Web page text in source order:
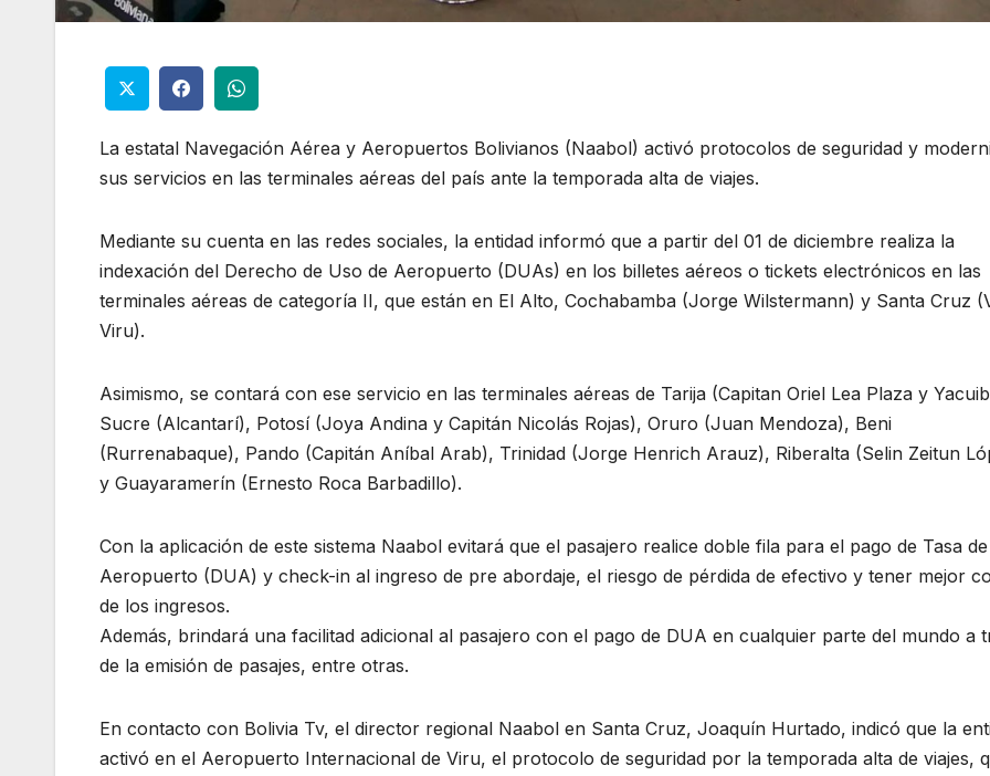
La estatal Navegación Aérea y Aeropuertos Bolivianos (Naabol) activó protocolos de seguridad y
sus servicios en las terminales aéreas del país ante la temporada alta de viajes.
Mediante su cuenta en las redes sociales, la entidad informó que a partir del 01 de diciembre realiza la
indexación del Derecho de Uso de Aeropuerto (DUAs) en los billetes aéreos o tickets electrónicos en las
terminales aéreas de categoría II, que están en El Alto, Cochabamba (Jorge Wilstermann) y Santa Cruz
Viru).
Asimismo, se contará con ese servicio en las terminales aéreas de Tarija (Capitan Oriel Lea Plaza y
Sucre (Alcantarí), Potosí (Joya Andina y Capitán Nicolás Rojas), Oruro (Juan Mendoza), Beni
(Rurrenabaque), Pando (Capitán Aníbal Arab), Trinidad (Jorge Henrich Arauz), Riberalta (Selin Zeitun
y Guayaramerín (Ernesto Roca Barbadillo).
Con la aplicación de este sistema Naabol evitará que el pasajero realice doble fila para el pago de Tasa de
Aeropuerto (DUA) y check-in al ingreso de pre abordaje, el riesgo de pérdida de efectivo y tener mejor
de los ingresos.
Además, brindará una facilitad adicional al pasajero con el pago de DUA en cualquier parte del mundo a
de la emisión de pasajes, entre otras.
En contacto con Bolivia Tv, el director regional Naabol en Santa Cruz, Joaquín Hurtado, indicó que la
activó en el Aeropuerto Internacional de Viru, el protocolo de seguridad por la temporada alta de viajes,